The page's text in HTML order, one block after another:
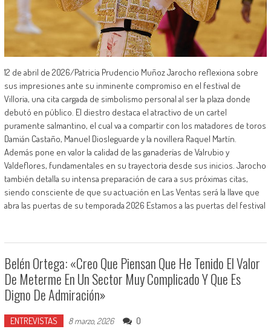
12 de abril de 2026/Patricia Prudencio Muñoz Jarocho reflexiona sobre
sus impresiones ante su inminente compromiso en el festival de
Villoria, una cita cargada de simbolismo personal al ser la plaza donde
debutó en público. El diestro destaca el atractivo de un cartel
puramente salmantino, el cual va a compartir con los matadores de toros
Damián Castaño, Manuel Diosleguarde y la novillera Raquel Martín.
Además pone en valor la calidad de las ganaderías de Valrubio y
Valdeflores, fundamentales en su trayectoria desde sus inicios. Jarocho
también detalla su intensa preparación de cara a sus próximas citas,
siendo consciente de que su actuación en Las Ventas será la llave que
abra las puertas de su temporada 2026 Estamos a las puertas del festival
Belén Ortega: «Creo Que Piensan Que He Tenido El Valor
De Meterme En Un Sector Muy Complicado Y Que Es
Digno De Admiración»
ENTREVISTAS 8 marzo, 2026 0